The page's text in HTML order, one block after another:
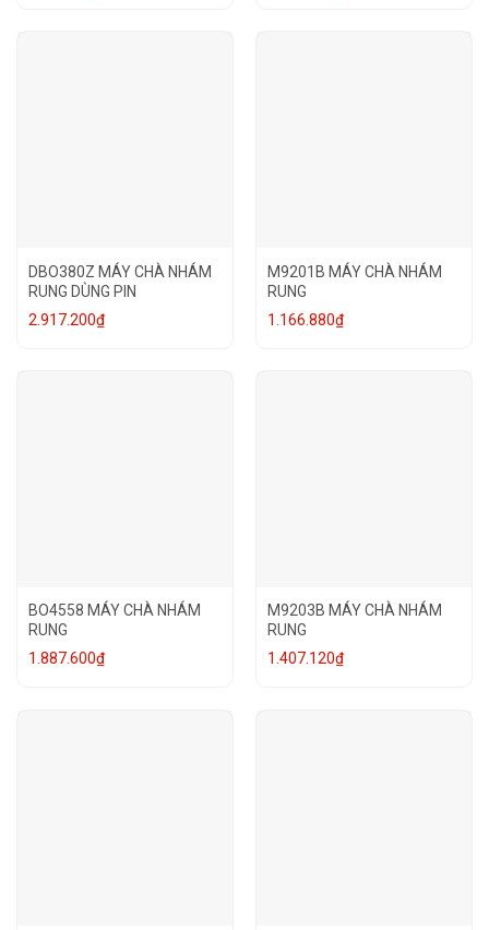
DBO380Z MÁY CHÀ NHÁM
RUNG DÙNG PIN
2.917.200₫
M9201B MÁY CHÀ NHÁM
RUNG
1.166.880₫
BO4558 MÁY CHÀ NHÁM
RUNG
1.887.600₫
M9203B MÁY CHÀ NHÁM
RUNG
1.407.120₫